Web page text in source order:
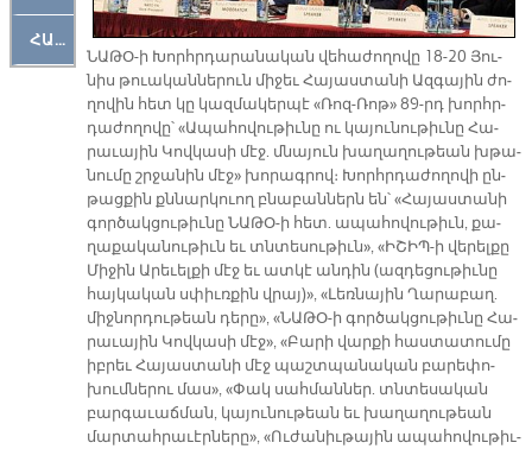
ՀԱՐԹԱԿ
ՆԱ­ԹՕ-ի Խորհր­դա­րա­նա­կան վե­հա­ժո­ղո­վը 18-20 Յու­
նիս թուա­կան­նե­րուն մի­ջեւ Հա­յաս­տա­նի Ազ­գա­յին ժո­
ղո­վին հետ կը կազ­մա­կեր­պէ «Ռոզ-Ռոթ» 89-րդ խորհր­
դա­ժո­ղո­վը՝ «Ա­պա­հո­վու­թիւ­նը ու կա­յու­նու­թիւ­նը Հա­
րա­ւա­յին Կով­կա­սի մէջ. մնա­յուն խա­ղա­ղու­թեան խթա­
նու­մը շրջա­նին մէջ» խո­րագ­րով։ Խորհր­դա­ժո­ղո­վի ըն­
թաց­քին քննար­կուող բնա­բան­ներն են՝ «Հա­յաս­տա­նի
գոր­ծակ­ցու­թիւ­նը ՆԱ­ԹՕ-ի հետ. ա­պա­հո­վու­թիւն, քա­
ղա­քա­կա­նու­թիւն եւ տնտե­սու­թիւն», «Ի­ՇԻՊ-ի վե­րել­քը
Մի­ջին Ա­րե­ւել­քի մէջ եւ ատ­կէ ան­դին (ազ­դե­ցու­թիւ­նը
հայ­կա­կան սփիւռ­քին վրայ)», «Լեռ­նա­յին Ղա­րա­բաղ.
միջ­նոր­դու­թեան դե­րը», «ՆԱ­ԹՕ-ի գոր­ծակ­ցու­թիւ­նը Հա­
րա­ւա­յին Կով­կա­սի մէջ», «Բա­րի վար­քի հաս­տա­տու­մը
իբ­րեւ Հա­յաս­տա­նի մէջ պաշտ­պա­նա­կան բա­րե­փո­
խում­նե­րու մաս», «Փակ սահ­ման­ներ. տնտե­սա­կան
բար­գա­ւաճ­ման, կա­յու­նու­թեան եւ խա­ղա­ղու­թեան
մար­տահ­րա­ւէր­նե­րը», «Ու­ժա­նիւ­թա­յին ա­պա­հո­վու­թիւ­